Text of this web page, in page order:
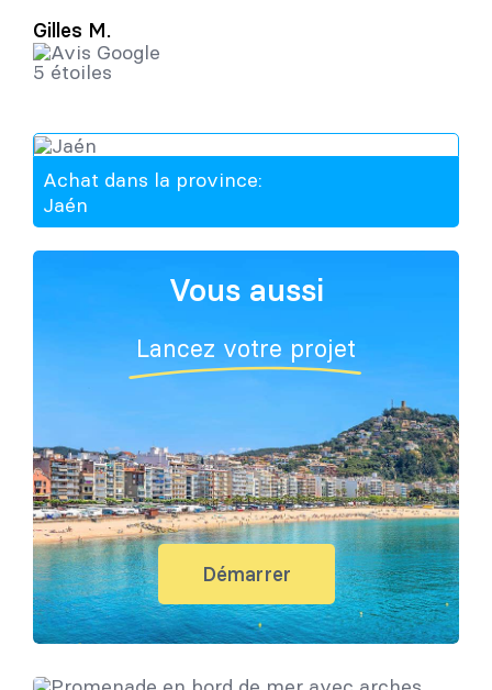
Gilles M.
Achat dans la province:
Jaén
Vous aussi
Lancez votre projet
Démarrer